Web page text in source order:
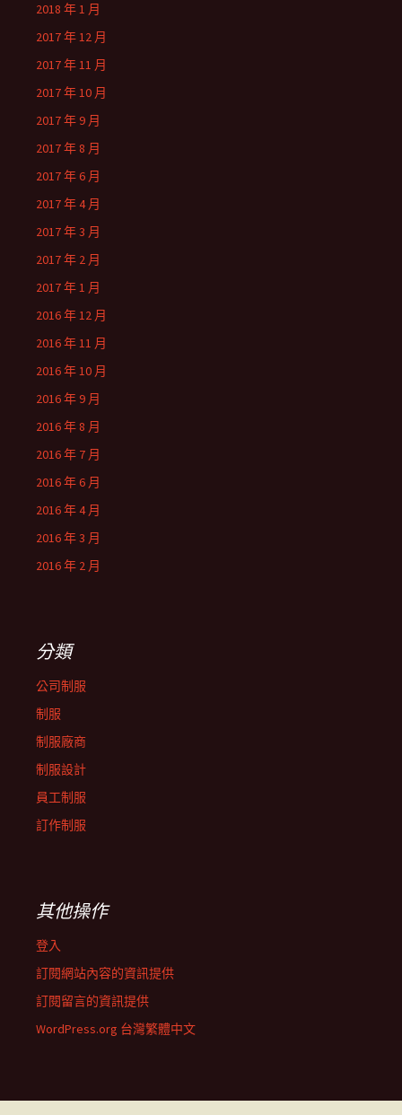
2018 年 1 月
2017 年 12 月
2017 年 11 月
2017 年 10 月
2017 年 9 月
2017 年 8 月
2017 年 6 月
2017 年 4 月
2017 年 3 月
2017 年 2 月
2017 年 1 月
2016 年 12 月
2016 年 11 月
2016 年 10 月
2016 年 9 月
2016 年 8 月
2016 年 7 月
2016 年 6 月
2016 年 4 月
2016 年 3 月
2016 年 2 月
分類
公司制服
制服
制服廠商
制服設計
員工制服
訂作制服
其他操作
登入
訂閱網站內容的資訊提供
訂閱留言的資訊提供
WordPress.org 台灣繁體中文